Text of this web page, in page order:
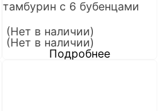
тамбурин с 6 бубенцами
(Нет в наличии)
(Нет в наличии)
Подробнее